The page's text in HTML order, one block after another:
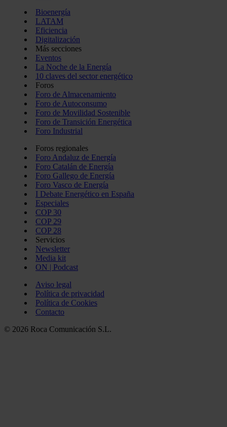
Bioenergía
LATAM
Eficiencia
Digitalización
Más secciones
Eventos
La Noche de la Energía
10 claves del sector energético
Foros
Foro de Almacenamiento
Foro de Autoconsumo
Foro de Movilidad Sostenible
Foro de Transición Energética
Foro Industrial
Foros regionales
Foro Andaluz de Energía
Foro Catalán de Energía
Foro Gallego de Energía
Foro Vasco de Energía
I Debate Energético en España
Especiales
COP 30
COP 29
COP 28
Servicios
Newsletter
Media kit
ON | Podcast
Aviso legal
Política de privacidad
Política de Cookies
Contacto
© 2026 Roca Comunicación S.L.